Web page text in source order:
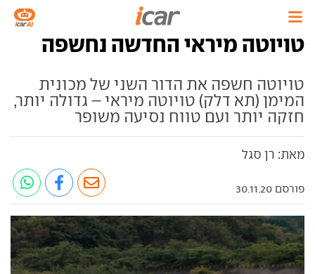
טויוטה מיראי החדשה נחשפה
טויוטה חשפה את הדור השני של מכונית
המימן (תא דלק) טויוטה מיראי – גדולה יותר,
חזקה יותר ועם טווח נסיעה משופר
מאת: רן סגל
פורסם 30.11.20